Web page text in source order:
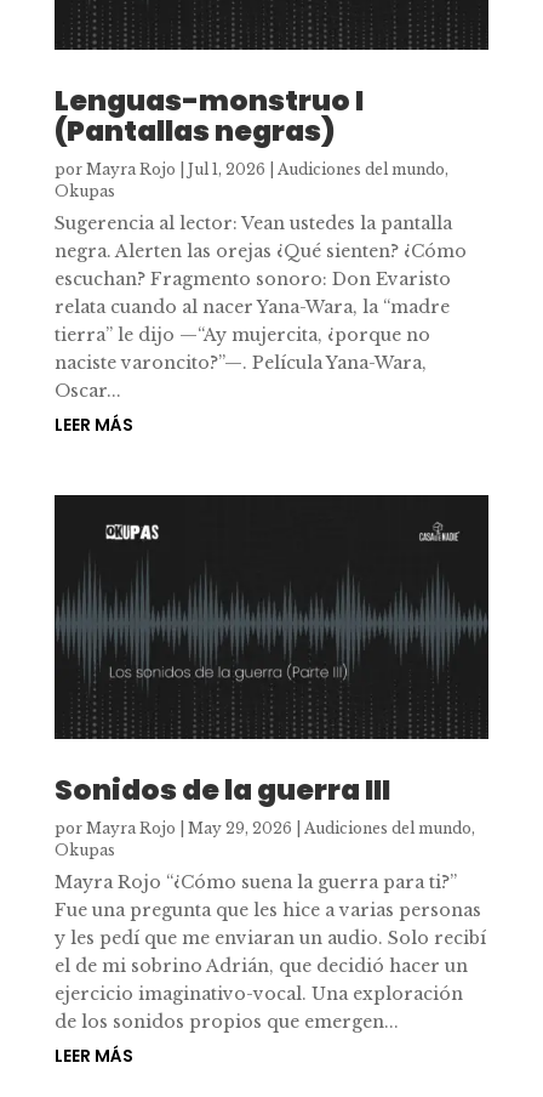
Lenguas-monstruo I
(Pantallas negras)
por Mayra Rojo Jul 1, 2026 Audiciones del mundo,
Okupas
Sugerencia al lector: Vean ustedes la pantalla
negra. Alerten las orejas ¿Qué sienten? ¿Cómo
escuchan? Fragmento sonoro: Don Evaristo
relata cuando al nacer Yana-Wara, la “madre
tierra” le dijo —“Ay mujercita, ¿porque no
naciste varoncito?”—. Película Yana-Wara,
Oscar...
LEER MÁS
Sonidos de la guerra III
por Mayra Rojo May 29, 2026 Audiciones del mundo,
Okupas
Mayra Rojo “¿Cómo suena la guerra para ti?”
Fue una pregunta que les hice a varias personas
y les pedí que me enviaran un audio. Solo recibí
el de mi sobrino Adrián, que decidió hacer un
ejercicio imaginativo-vocal. Una exploración
de los sonidos propios que emergen...
LEER MÁS